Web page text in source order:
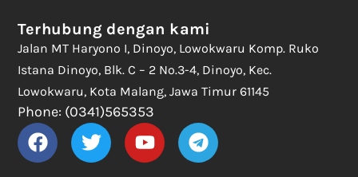
Terhubung dengan kami
Jalan MT Haryono I, Dinoyo, Lowokwaru Komp. Ruko
Istana Dinoyo, Blk. C – 2 No.3-4, Dinoyo, Kec.
Lowokwaru, Kota Malang, Jawa Timur 61145
Phone: (0341)565353